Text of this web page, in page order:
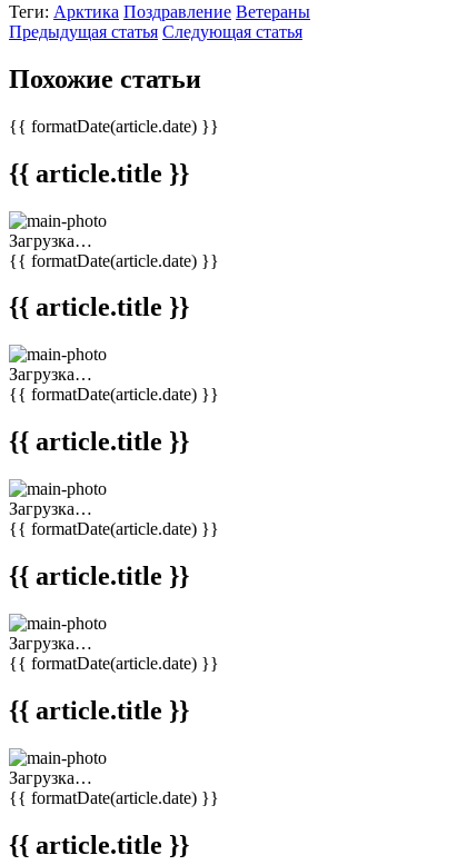
Теги: Арктика Поздравление Ветераны
Предыдущая статья Следующая статья
Похожие статьи
{{ formatDate(article.date) }}
{{ article.title }}
Загрузка…
{{ formatDate(article.date) }}
{{ article.title }}
Загрузка…
{{ formatDate(article.date) }}
{{ article.title }}
Загрузка…
{{ formatDate(article.date) }}
{{ article.title }}
Загрузка…
{{ formatDate(article.date) }}
{{ article.title }}
Загрузка…
{{ formatDate(article.date) }}
{{ article.title }}